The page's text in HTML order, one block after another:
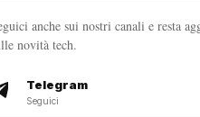
anche sui nostri canali e resta
novità tech.
Telegram
Seguici